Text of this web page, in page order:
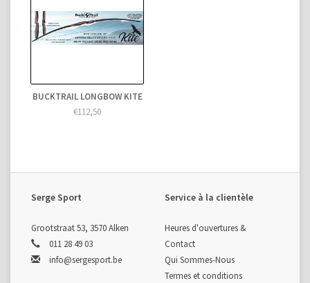
BUCKTRAIL LONGBOW KITE
€112,50
Serge Sport
Grootstraat 53, 3570 Alken
011 28 49 03
info@sergesport.be
Service à la clientèle
Heures d'ouvertures &
Contact
Qui Sommes-Nous
Termes et conditions